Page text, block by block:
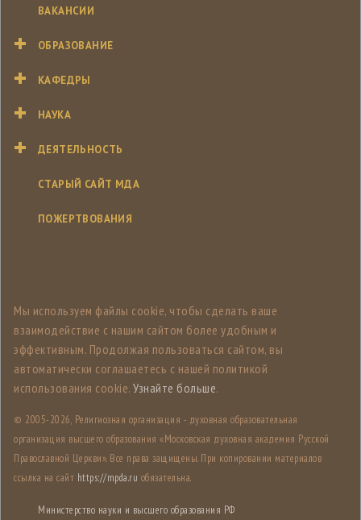
ВАКАНСИИ
ОБРАЗОВАНИЕ
КАФЕДРЫ
НАУКА
ДЕЯТЕЛЬНОСТЬ
СТАРЫЙ САЙТ МДА
ПОЖЕРТВОВАНИЯ
Мы используем файлы cookie, чтобы сделать ваше
взаимодействие с нашим сайтом более удобным и
эффективным. Продолжая пользоваться сайтом, вы
автоматически соглашаетесь с нашей политикой
использования cookie. Узнайте больше.
© 2005-2026, Религиозная организация - духовная образовательная
организация высшего образования «Московская духовная академия Русской
Православной Церкви». Все права защищены. При копировании материалов
ссылка на сайт https://mpda.ru обязательна.
Министерство науки и высшего образования РФ